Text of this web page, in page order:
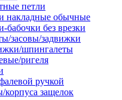
петли
накладные обычные
бабочки без врезки
засовы/задвижки
шпингалеты
ригеля
ручкой
защелок